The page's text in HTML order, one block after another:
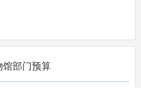
部门预算